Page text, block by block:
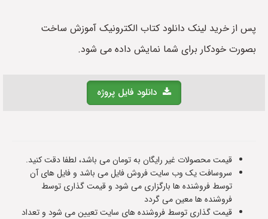
پس از خرید لینک دانلود کتاب الکترونیک آموزش ساخت
بصورت خودکار برای شما نمایش داده می شود.
دانلود فایل پروژه
قیمت محصولات غیر رایگان به تومان می باشد، لطفا دقت کنید.
سروسافت یک وب سایت فروش فایل می باشد و فایل های آن
توسط فروشنده ها بارگزاری می شود و قیمت گذاری توسط
فروشنده ها معین می گردد
قیمت گذاری توسط فروشنده های سایت تعیین می شود و تعداد